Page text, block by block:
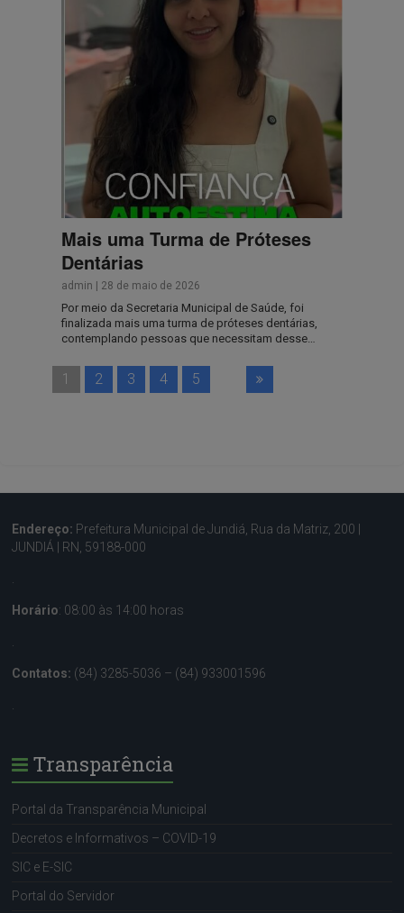
Mais uma Turma de Próteses
Dentárias
admin 28 de maio de 2026
Por meio da Secretaria Municipal de Saúde, foi
finalizada mais uma turma de próteses dentárias,
contemplando pessoas que necessitam desse…
1 2 3 4 5
Endereço: Prefeitura Municipal de Jundiá, Rua da Matriz, 200 |
JUNDIÁ | RN, 59188-000
.
Horário: 08:00 às 14:00 horas
.
Contatos: (84) 3285-5036 – (84) 933001596
.
Transparência
Portal da Transparência Municipal
Decretos e Informativos – COVID-19
SIC e E-SIC
Portal do Servidor